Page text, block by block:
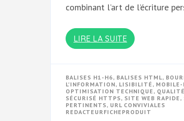
combinant l’art de l’écriture
LIRE LA SUITE
BALISES H1-H6, BALISES HTML,
L'INFORMATION, LISIBILITÉ , MOBILE-
OPTIMISATION TECHNIQUE ,
SÉCURISÉ HTTPS, SITE WEB RAPIDE ,
PERTINENTS, URL CONVIVIALES
REDACTEURFICHEPRODUIT